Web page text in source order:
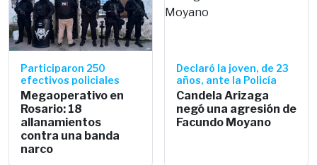
Participaron 250
efectivos policiales
Megaoperativo en
Rosario: 18
allanamientos
contra una banda
narco
Declaró la joven, de 23
años, ante la Policía
Candela Arizaga
negó una agresión de
Facundo Moyano